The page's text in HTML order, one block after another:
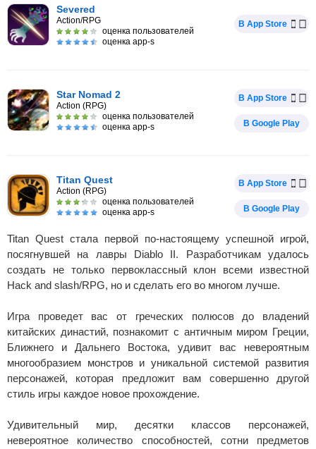
Severed
Action/RPG
оценка пользователей
оценка app-s
В App Store
Star Nomad 2
Action (RPG)
оценка пользователей
оценка app-s
В App Store
В Google Play
Titan Quest
Action (RPG)
оценка пользователей
оценка app-s
В App Store
В Google Play
Titan Quest стала первой по-настоящему успешной игрой,
посягнувшей на лавры Diablo II. Разработчикам удалось
создать не только первоклассный клон всеми известной
Hack and slash/RPG, но и сделать его во многом лучше.
Игра проведет вас от греческих полюсов до владений
китайских династий, познакомит с античным миром Греции,
Ближнего и Дальнего Востока, удивит вас невероятным
многообразием монстров и уникальной системой развития
персонажей, которая предложит вам совершенно другой
стиль игры каждое новое прохождение.
Удивительный мир, десятки классов персонажей,
невероятное количество способностей, сотни предметов